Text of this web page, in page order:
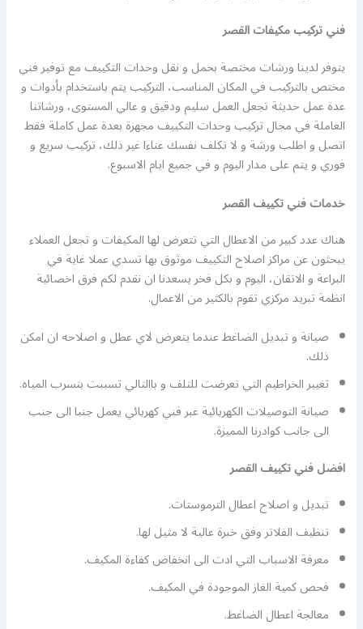
فني تركيب مكيفات القصر
يتوفر لدينا ورشات مختصة بحمل و نقل وحدات التكييف مع توفير فني
مختص بالتركيب في المكان المناسب، التركيب يتم باستخدام بأدوات و
عدة عمل حديثة تجعل العمل سليم ودقيق و عالي المستوى، ورشاتنا
العاملة في مجال تركيب وحدات التكييف مجهزة بعدة عمل كاملة فقط
اتصل و اطلب ورشة و لا تكلف نفسك عناءا غير ذلك، تركيب سريع و
فوري و يتم على مدار اليوم و في جميع ايام الاسبوع.
خدمات فني تكييف القصر
هناك عدد كبير من الاعطال التي تتعرض لها المكيفات و تجعل العملاء
يبحثون عن مراكز اصلاح التكييف موثوق بها تسدي عملا غاية في
البراعة و الاتقان، اليوم و بكل فخر يسعدنا ان نقدم لكم فرق اخصائية
انظمة تبريد مركزي تقوم بالكثير من الاعمال.
صيانة و تبديل الضاغط عندما يتعرض لاي عطل و اصلاحه ان امكن
ذلك.
تغيير الخراطيم التي تعرضت للتلف و باالتالي تسببت بتسرب المياه.
صيانة التوصيلات الكهربائية عبر فني كهربائي يعمل جنبا الى جنب
الى جانب كوادرنا المميزة.
افضل فني تكييف القصر
تبديل و اصلاح اعطال الترموستات.
تنظيف الفلاتر وفق خبرة عالية لا مثيل لها.
معرفة الاسباب التي ادت الى انخفاض كفاءة المكيف.
فحص كمية الغاز الموجودة في المكيف.
معالجة اعطال الضاغط.